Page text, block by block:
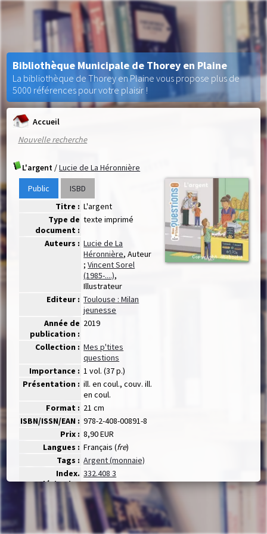
Accueil
Nouvelle recherche
L'argent /Lucie de La Héronnière
Public
ISBD
Titre : L'argent
Type de
document :
texte imprimé
Auteurs : Lucie de La
Héronnière, Auteur
;Vincent Sorel
(1985-....),
Illustrateur
Editeur : Toulouse : Milan
jeunesse
Année de
publication :
2019
Collection : Mes p'tites
questions
Importance : 1 vol. (37 p.)
Présentation : ill. en coul., couv. ill.
en coul.
Format : 21 cm
ISBN/ISSN/EAN : 978-2-408-00891-8
Prix : 8,90 EUR
Langues : Français (fre)
Tags : Argent (monnaie)
Index.
décimale :
332.408 3
Résumé :
Est-ce que l'argent
a toujours existé ?
Pourquoi a-t-on
inventé l'argent ?
Bibliothèque Municipale de Thorey en Plaine
La bibliothèque de Thorey en Plaine vous propose plus de
5000 références pour votre plaisir !